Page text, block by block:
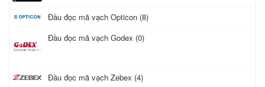
Đầu đọc mã vạch Opticon (8)
Đầu đọc mã vạch Godex (0)
Đầu đọc mã vạch Zebex (4)